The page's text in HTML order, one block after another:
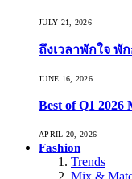
JULY 21, 2026
ถึงเวลาพักใจ พั
JUNE 16, 2026
Best of Q1
APRIL 20, 2026
Fashion
Trends